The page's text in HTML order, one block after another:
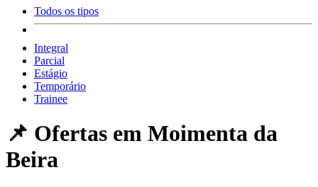
Todos os tipos
Integral
Parcial
Estágio
Temporário
Trainee
📌 Ofertas em Moimenta da
Beira